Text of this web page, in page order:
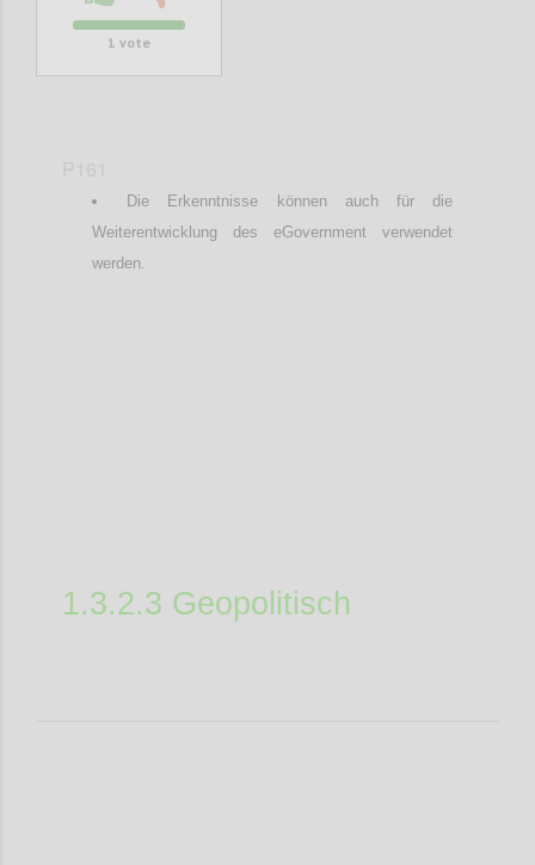
1 vote
Die Erkenntnisse können auch für die
Weiterentwicklung des eGovernment verwendet
werden.
1.3.2.3 Geopolitisch